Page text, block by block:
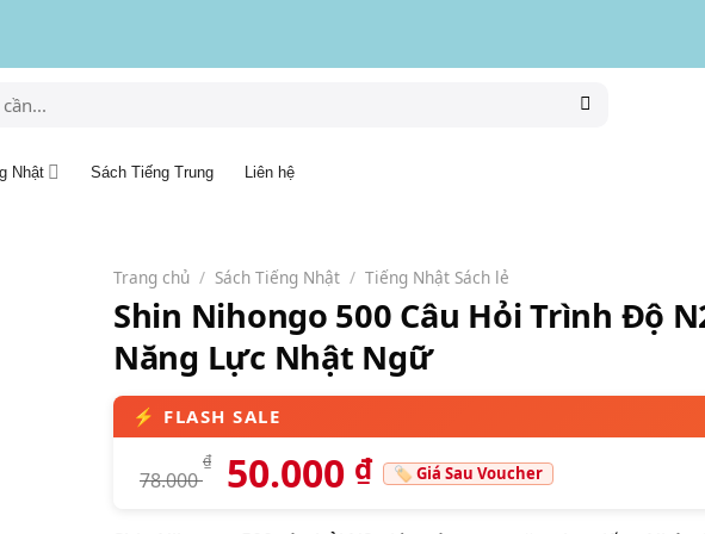
Nhật Sách Tiếng Trung Liên hệ
Trang chủ / Sách Tiếng Nhật / Tiếng Nhật Sách lẻ
Shin Nihongo 500 Câu Hỏi Trình Độ
Năng Lực Nhật Ngữ
78.000
₫ 50.000 ₫